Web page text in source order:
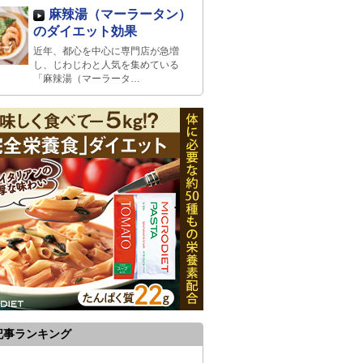
麻辣湯（マーラータン）
のダイエット効果
近年、都心を中心に専門店が急増
し、じわじわと人気を集めている
「麻辣湯（マーラータ…
事ランキング